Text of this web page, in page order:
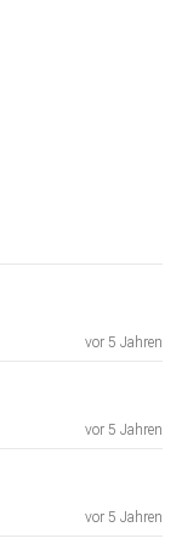
vor 5 Jahren
vor 5 Jahren
vor 5 Jahren